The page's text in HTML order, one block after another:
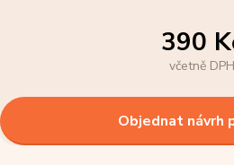
390
včetně DPH
Objednat návrh